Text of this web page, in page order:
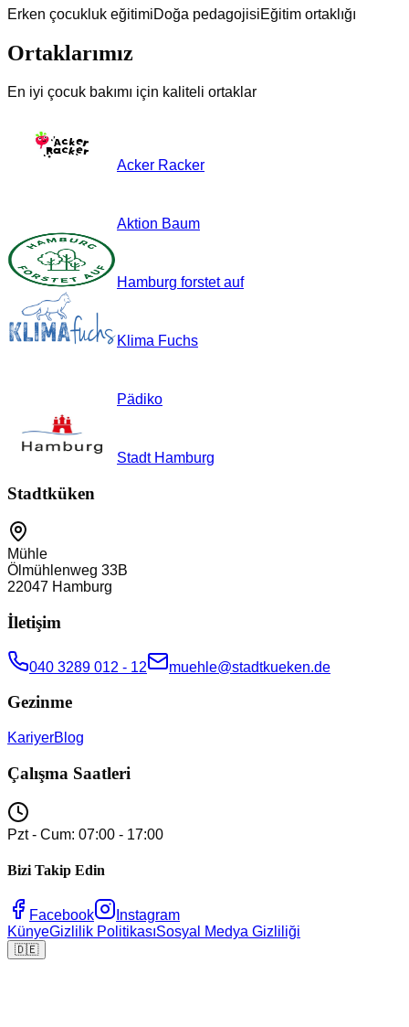
Erken çocukluk eğitimiDoğa pedagojisiEğitim ortaklığı
Ortaklarımız
En iyi çocuk bakımı için kaliteli ortaklar
Acker Racker
Aktion Baum
Hamburg forstet auf
Klima Fuchs
Pädiko
Stadt Hamburg
Stadtküken
Mühle
Ölmühlenweg 33B
22047 Hamburg
İletişim
040 3289 012 - 12 muehle@stadtkueken.de
Gezinme
KariyerBlog
Çalışma Saatleri
Pzt - Cum: 07:00 - 17:00
Bizi Takip Edin
Facebook
Instagram
KünyeGizlilik PolitikasıSosyal Medya Gizliliği
🇩🇪